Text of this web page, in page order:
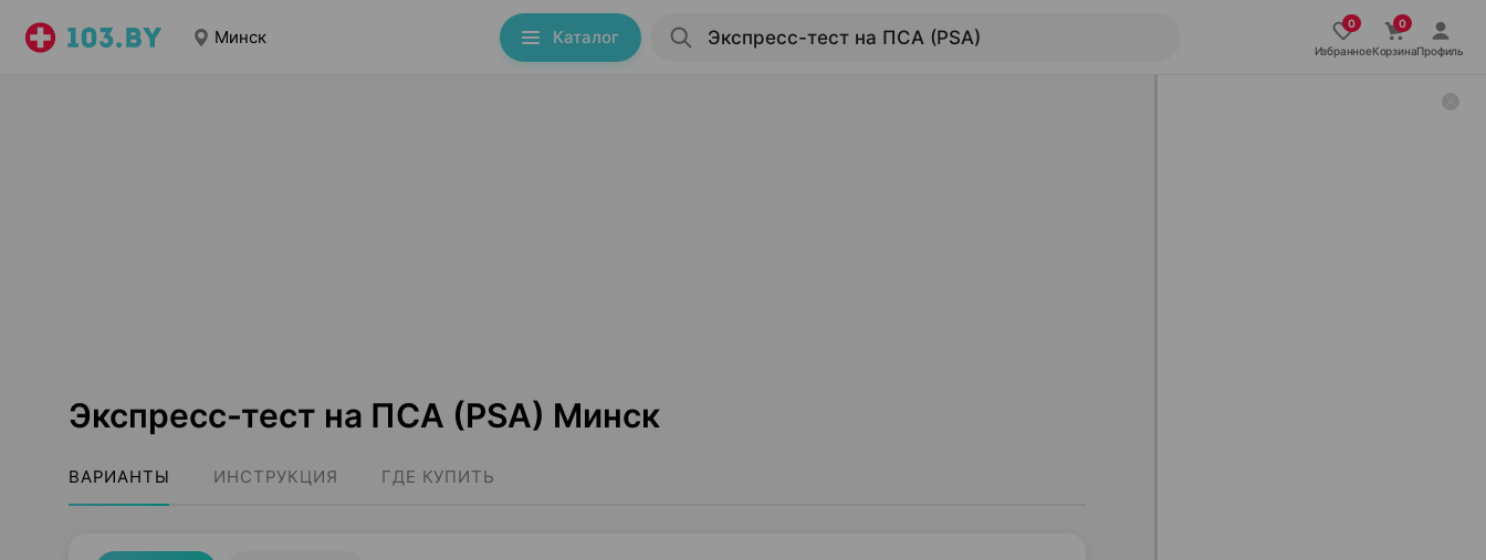
Минск Каталог
ИзбранноеКорзинаПрофиль
Экспресс-тест на ПСА (PSA) Минск
ВАРИАНТЫ ИНСТРУКЦИЯ ГДЕ КУПИТЬ